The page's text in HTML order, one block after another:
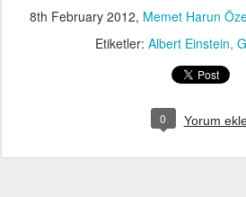
8th February 2012, Memet Harun
Etiketler: Albert Einstein
0 Yorum